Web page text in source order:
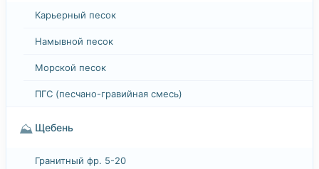
Карьерный песок
Намывной песок
Морской песок
ПГС (песчано-гравийная смесь)
⛰️ Щебень
Гранитный фр. 5-20